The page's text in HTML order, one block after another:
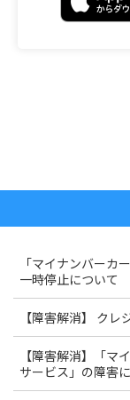
「マイナンバーカ
一時停止について
【障害解消】 ク
【障害解消】「マ
サービス」の障害